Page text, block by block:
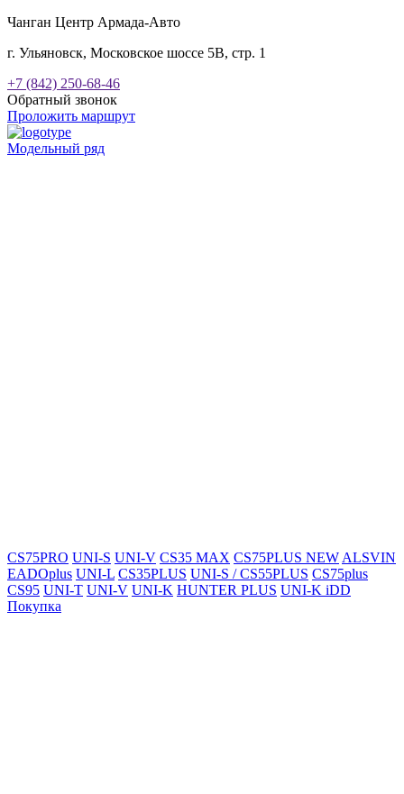
Чанган Центр Армада-Авто
г. Ульяновск, Московское шоссе 5В, стр. 1
+7 (842) 250-68-46
Обратный звонок
Проложить маршрут
Модельный ряд
CS75PRO UNI-S UNI-V CS35 MAX CS75PLUS NEW ALSVIN
EADOplus UNI-L CS35PLUS UNI-S / CS55PLUS CS75plus
CS95 UNI-T UNI-V UNI-K HUNTER PLUS UNI-K iDD
Покупка